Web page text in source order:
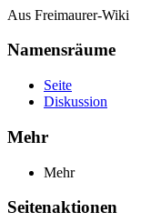
Aus Freimaurer-Wiki
Namensräume
Seite
Diskussion
Mehr
Mehr
Seitenaktionen